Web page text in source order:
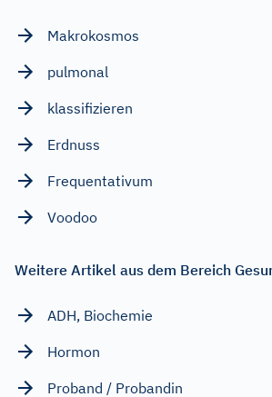
Makrokosmos
pulmonal
klassifizieren
Erdnuss
Frequentativum
Voodoo
Weitere Artikel aus dem Bereich
ADH, Biochemie
Hormon
Proband / Probandin